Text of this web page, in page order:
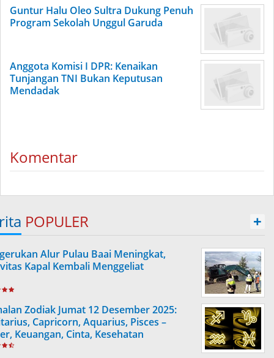
Guntur Halu Oleo Sultra Dukung Penuh
Program Sekolah Unggul Garuda
Anggota Komisi I DPR: Kenaikan
Tunjangan TNI Bukan Keputusan
Mendadak
Komentar
POPULER +
Alur Pulau Baai Meningkat,
Kapal Kembali Menggeliat
Zodiak Jumat 12 Desember 2025:
Capricorn, Aquarius, Pisces –
Keuangan, Cinta, Kesehatan